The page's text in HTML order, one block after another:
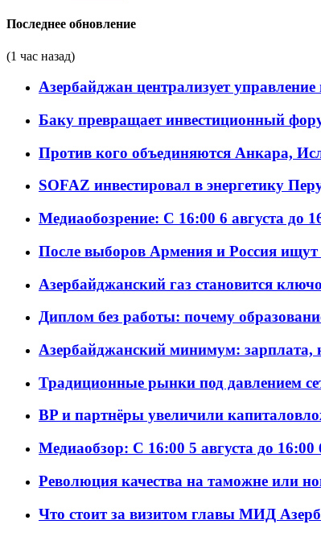
Последнее обновление
(1 час назад)
Азербайджан централизует управление
Баку превращает инвестиционный
Против кого объединяются Анкара,
SOFAZ инвестировал в энергетику
Медиаобозрение: С 16:00 6 августа до
После выборов Армения и Россия ищут
Азербайджанский газ становится
Диплом без работы: почему
Азербайджанский минимум: зарплата,
Традиционные рынки под давлением
BP и партнёры увеличили
Медиаобзор: С 16:00 5 августа до 16:00
Революция качества на таможне или
Что стоит за визитом главы МИД